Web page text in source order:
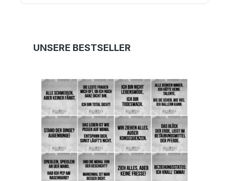
Produktgalerie überspringen
UNSERE BESTSELLER